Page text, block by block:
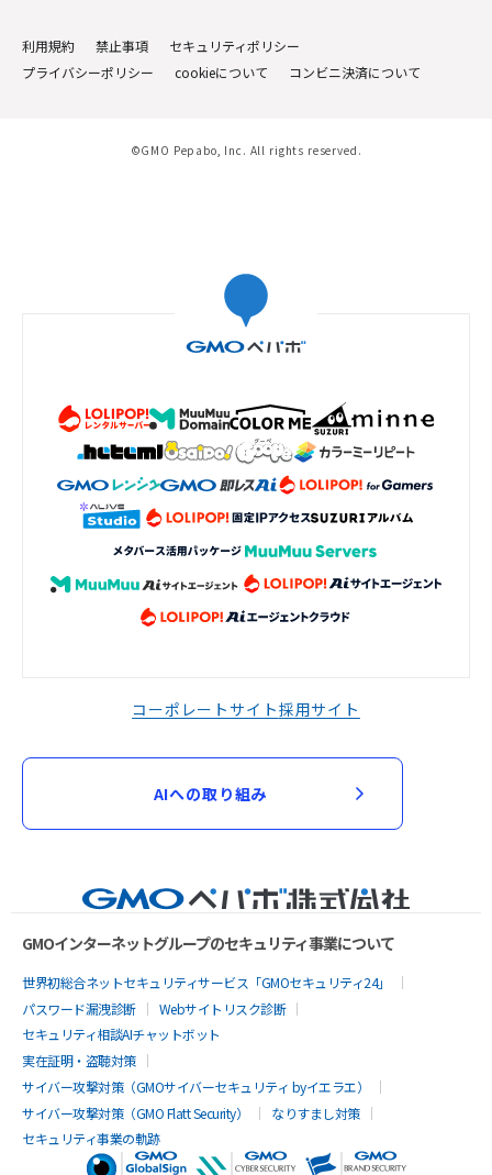
利用規約 禁止事項
セキュリティポリシー
プライバシーポリシー
cookieについて コンビニ決済について
©GMO Pepabo, Inc. All rights reserved.
コーポレートサイト採用サイト
AIへの取り組み
GMOインターネットグループのセキュリティ事業について
世界初総合ネットセキュリティサービス「GMOセキュリティ24」
パスワード漏洩診断
Webサイトリスク診断
セキュリティ相談AIチャットボット
実在証明・盗聴対策
サイバー攻撃対策（GMOサイバーセキュリティ byイエラエ）
サイバー攻撃対策（GMO Flatt Security）
なりすまし対策
セキュリティ事業の軌跡